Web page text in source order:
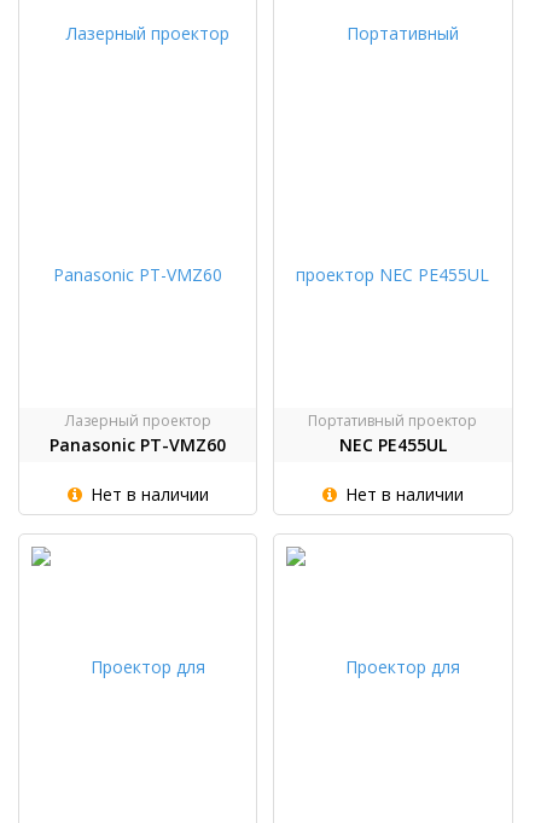
Лазерный проектор
Panasonic PT-VMZ60
Нет в наличии
Портативный проектор
NEC PE455UL
Нет в наличии